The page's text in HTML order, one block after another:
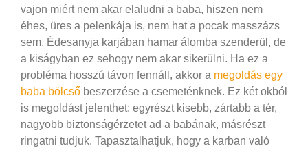
vajon miért nem akar elaludni a baba, hiszen nem
éhes, üres a pelenkája is, nem hat a pocak masszázs
sem. Édesanyja karjában hamar álomba szenderül, de
a kiságyban ez sehogy nem akar sikerülni. Ha ez a
probléma hosszú távon fennáll, akkor a megoldás egy
baba bölcső beszerzése a csemeténknek. Ez két okból
is megoldást jelenthet: egyrészt kisebb, zártabb a tér,
nagyobb biztonságérzetet ad a babának, másrészt
ringatni tudjuk. Tapasztalhatjuk, hogy a karban való